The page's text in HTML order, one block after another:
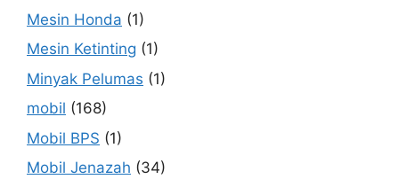
Mesin Honda (1)
Mesin Ketinting (1)
Minyak Pelumas (1)
mobil (168)
Mobil BPS (1)
Mobil Jenazah (34)